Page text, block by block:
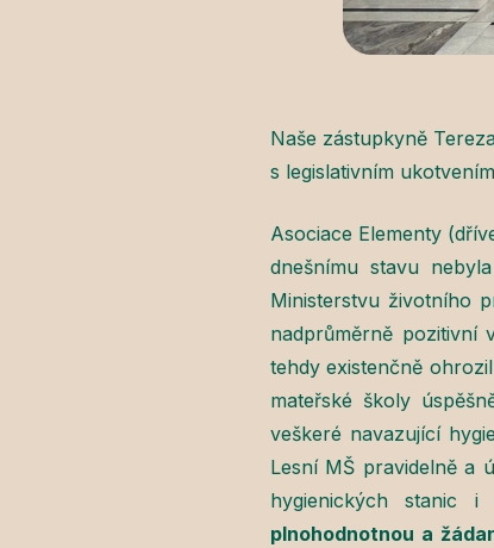
Naše zástupkyně
s legislativním
Asociace Elementy
dnešnímu stavu
Ministerstvu životního
nadprůměrně pozitivní
tehdy existenčně
mateřské školy
veškeré navazující
Lesní MŠ pravidelně a
hygienických stanic
plnohodnotnou a